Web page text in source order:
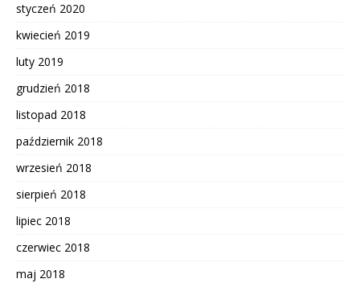
styczeń 2020
kwiecień 2019
luty 2019
grudzień 2018
listopad 2018
październik 2018
wrzesień 2018
sierpień 2018
lipiec 2018
czerwiec 2018
maj 2018